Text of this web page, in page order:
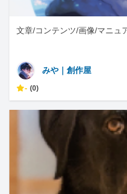
文章/コンテンツ/画像/マニュ
みや｜創作屋
- (0)